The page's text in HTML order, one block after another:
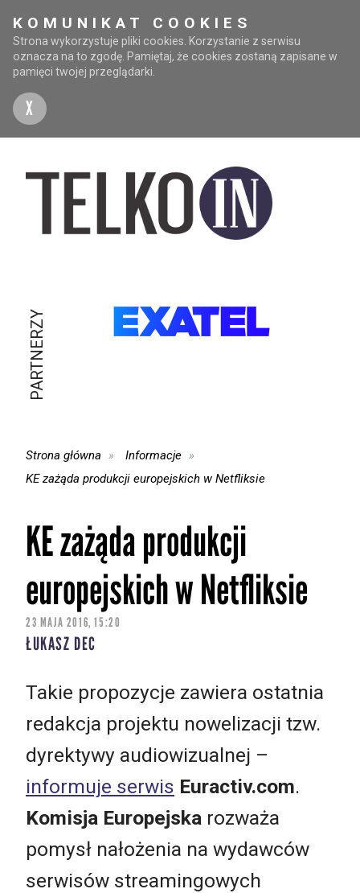
KOMUNIKAT COOKIES
Strona wykorzystuje pliki cookies. Korzystanie z serwisu
oznacza na to zgodę. Pamiętaj, że cookies zostaną zapisane w
pamięci twojej przeglądarki.
X
PARTNERZY
Strona główna
Informacje
KE zażąda produkcji europejskich w Netfliksie
KE zażąda produkcji
europejskich w Netfliksie
23 MAJA 2016, 15:20
ŁUKASZ DEC
Takie propozycje zawiera ostatnia
redakcja projektu nowelizacji tzw.
dyrektywy audiowizualnej –
informuje serwis Euractiv.com.
Komisja Europejska rozważa
pomysł nałożenia na wydawców
serwisów streamingowych